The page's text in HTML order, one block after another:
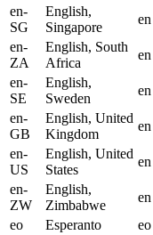
en-
SG
English,
Singapore
en
en-
ZA
English, South
Africa
en
en-
SE
English,
Sweden
en
en-
GB
English, United
Kingdom
en
en-
US
English, United
States
en
en-
ZW
English,
Zimbabwe
en
eo
Esperanto eo